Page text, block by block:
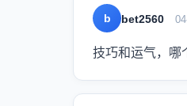
b bet2560
技巧和运气，哪